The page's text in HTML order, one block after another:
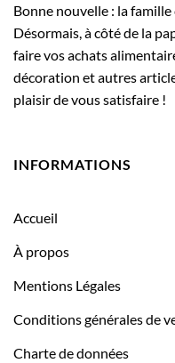
Bonne nouvelle : la
Désormais, à côté de la
faire vos achats
décoration et autres
plaisir de vous satisfaire !
INFORMATIONS
Accueil
À propos
Mentions Légales
Conditions générales de
Charte de données